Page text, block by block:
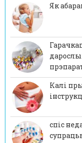
Як
Калi
спіс